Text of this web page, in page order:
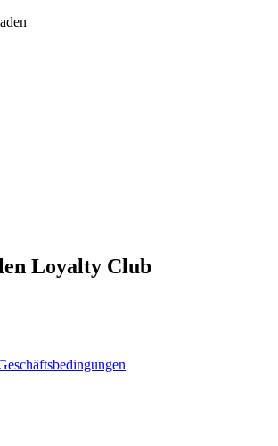
Loyalty Club